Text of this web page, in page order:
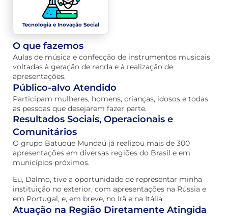
Tecnologia e Inovação Social
O que fazemos
Aulas de música e confecção de instrumentos musicais
voltadas à geração de renda e à realização de
apresentações.
Público-alvo Atendido
Participam mulheres, homens, crianças, idosos e todas
as pessoas que desejarem fazer parte.
Resultados Sociais, Operacionais e
Comunitários
O grupo Batuque Mundaú já realizou mais de 300
apresentações em diversas regiões do Brasil e em
municípios próximos.
Eu, Dalmo, tive a oportunidade de representar minha
instituição no exterior, com apresentações na Rússia e
em Portugal, e, em breve, no Irã e na Itália.
Atuação na Região Diretamente Atingida